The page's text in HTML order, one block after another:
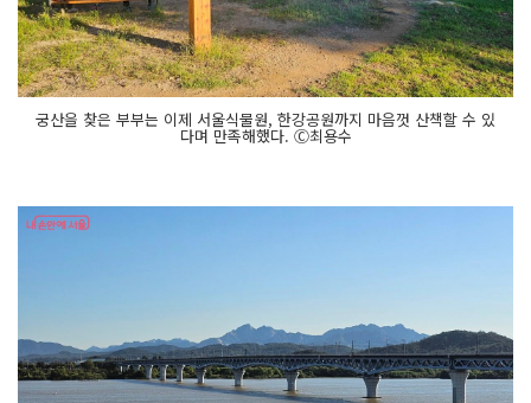
궁산을 찾은 부부는 이제 서울식물원, 한강공원까지 마음껏 산책할 수 있
다며 만족해했다. Ⓒ최용수